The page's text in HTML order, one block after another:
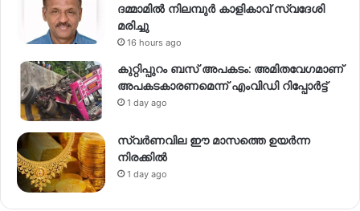
ദമ്മാമിൽ നിലമ്പുർ കാളികാവ് സ്വദേശി
മരിച്ചു
16 hours ago
കുറ്റിപ്പുറം ബസ് അപകടം: അമിതവേഗമാണ്
അപകടകാരണമെന്ന് എംവിഡി റിപ്പോർട്ട്
1 day ago
സ്വര്‍ണവില ഈ മാസത്തെ ഉയര്‍ന്ന
നിരക്കില്‍
1 day ago